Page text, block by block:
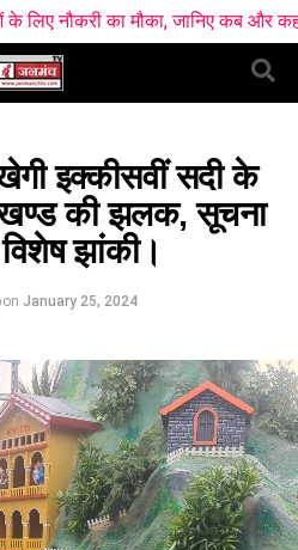
जानिए कब और कहां लगेंगे रोजगार मेले
इक्कीसवीं सदी के
की झलक, सूचना
झांकी।
on January 25, 2024